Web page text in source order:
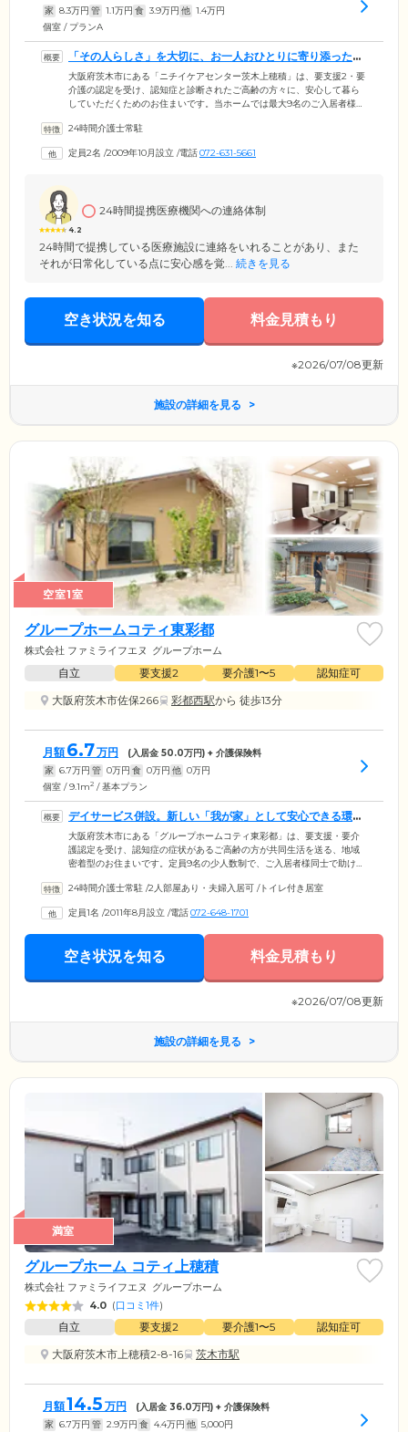
家 8.3万円 管 1.1万円 食 3.9万円 他 1.4万円
個室 / プランA
「その人らしさ」を大切に、お一人おひとりに寄り添ったケ
アをお届けします
大阪府茨木市にある「ニチイケアセンター茨木上穂積」は、要支援2・要
介護の認定を受け、認知症と診断されたご高齢の方々に、安心して暮ら
していただくためのお住まいです。当ホームでは最大9名のご入居者様
とりの「その人らしさ」を尊重し、みなさまが得意な家事などをお任せ
います。もちろん入浴や排泄の介助、機能訓練といった、充実のサポー
24時間介護士常駐
定員2名 /2009年10月設立 /電話072-631-5661
4.2
24時間提携医療機関への連絡体制
24時間で提携している医療施設に連絡をいれることがあり、また
それが日常化している点に安心感を覚... 続きを見る
空き状況を知る 料金見積もり
※2026/07/08更新
施設の詳細を見る
空室1室
グループホームコティ東彩都
株式会社 ファミライフエヌ グループホーム
自立 要支援2 要介護1〜5
認知症可
大阪府茨木市佐保266
彩都西駅から 徒歩13分
月額 6.7万円 (入居金 50.0万円) + 介護保険料
家 6.7万円 管 0万円 食 0万円 他 0万円
個室 / 9.1m2 / 基本プラン
デイサービス併設。新しい「我が家」として安心できる環境
をご提供します
大阪府茨木市にある「グループホームコティ東彩都」は、要支援・要介
護認定を受け、認知症の症状があるご高齢の方が共同生活を送る、地域
密着型のお住まいです。定員9名の少人数制で、ご入居者様同士で助け合
ので、なにかお困りごとがあった際にはすぐに対応することが可能。ま
ョンなどの介護サービスも受けられます。ご入居者様の新しい「我が
家」として安心してお過ごしいただけるように、みなさまの声に耳と心
24時間介護士常駐 /2人部屋あり・夫婦入居可 /トイレ付き居室
定員1名 /2011年8月設立 /電話072-648-1701
空き状況を知る 料金見積もり
※2026/07/08更新
施設の詳細を見る
満室
グループホーム コティ上穂積
株式会社 ファミライフエヌ グループホーム
4.0 (口コミ1件)
自立 要支援2 要介護1〜5
認知症可
大阪府茨木市上穂積2-8-16
茨木市駅
月額14.5 万円 (入居金 36.0万円) + 介護保険料
家 6.7万円 管 2.9万円 食 4.4万円 他 5,000円